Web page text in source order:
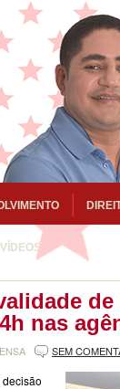
VÍDEOS
nas
SEM